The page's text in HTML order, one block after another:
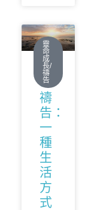
靈
命
成
長/
禱
告
3G
禱
告：
一
種
生
活
方
式